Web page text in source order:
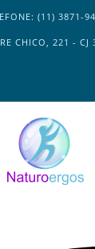
(11) 3871-
CHICO, 221 - CJ